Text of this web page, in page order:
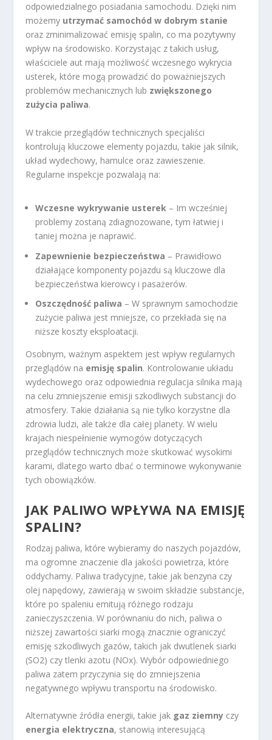
odpowiedzialnego posiadania samochodu. Dzięki nim
możemy utrzymać samochód w dobrym stanie
oraz zminimalizować emisję spalin, co ma pozytywny
wpływ na środowisko. Korzystając z takich usług,
właściciele aut mają możliwość wczesnego wykrycia
usterek, które mogą prowadzić do poważniejszych
problemów mechanicznych lub zwiększonego
zużycia paliwa.
W trakcie przeglądów technicznych specjaliści
kontrolują kluczowe elementy pojazdu, takie jak silnik,
układ wydechowy, hamulce oraz zawieszenie.
Regularne inspekcje pozwalają na:
Wczesne wykrywanie usterek – Im wcześniej
problemy zostaną zdiagnozowane, tym łatwiej i
taniej można je naprawić.
Zapewnienie bezpieczeństwa – Prawidłowo
działające komponenty pojazdu są kluczowe dla
bezpieczeństwa kierowcy i pasażerów.
Oszczędność paliwa – W sprawnym samochodzie
zużycie paliwa jest mniejsze, co przekłada się na
niższe koszty eksploatacji.
Osobnym, ważnym aspektem jest wpływ regularnych
przeglądów na emisję spalin. Kontrolowanie układu
wydechowego oraz odpowiednia regulacja silnika mają
na celu zmniejszenie emisji szkodliwych substancji do
atmosfery. Takie działania są nie tylko korzystne dla
zdrowia ludzi, ale także dla całej planety. W wielu
krajach niespełnienie wymogów dotyczących
przeglądów technicznych może skutkować wysokimi
karami, dlatego warto dbać o terminowe wykonywanie
tych obowiązków.
JAK PALIWO WPŁYWA NA EMISJĘ
SPALIN?
Rodzaj paliwa, które wybieramy do naszych pojazdów,
ma ogromne znaczenie dla jakości powietrza, które
oddychamy. Paliwa tradycyjne, takie jak benzyna czy
olej napędowy, zawierają w swoim składzie substancje,
które po spaleniu emitują różnego rodzaju
zanieczyszczenia. W porównaniu do nich, paliwa o
niższej zawartości siarki mogą znacznie ograniczyć
emisję szkodliwych gazów, takich jak dwutlenek siarki
(SO2) czy tlenki azotu (NOx). Wybór odpowiedniego
paliwa zatem przyczynia się do zmniejszenia
negatywnego wpływu transportu na środowisko.
Alternatywne źródła energii, takie jak gaz ziemny czy
energia elektryczna, stanowią interesującą